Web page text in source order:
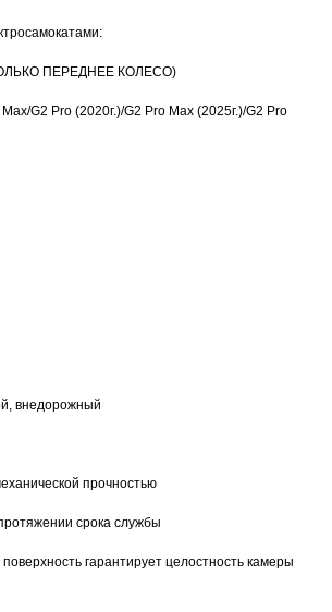
ПЕРЕДНЕЕ КОЛЕСО)
G2 Pro (2020г.)/G2 Pro Max (2025г.)/G2 Pro
внедорожный
прочностью
срока службы
гарантирует целостность камеры